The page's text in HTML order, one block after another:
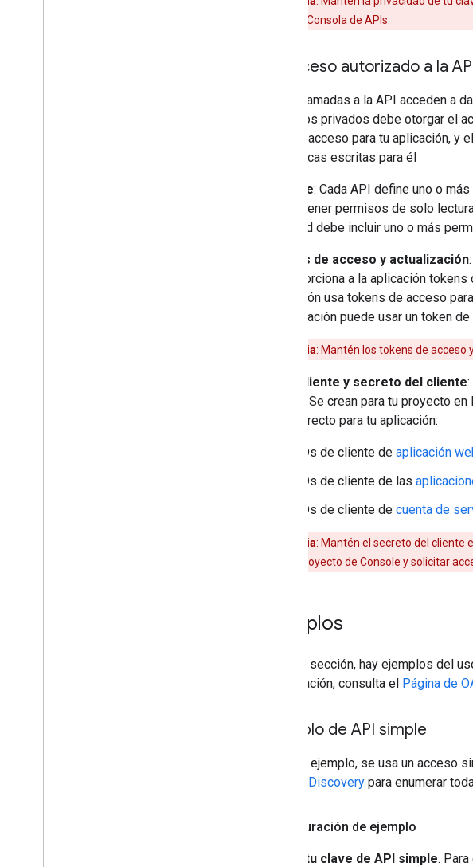
proyecto de la Consola de APIs.
Acceso autorizado a la
Estas llamadas a la API acceden a
los datos privados debe otorgar el
otorgar acceso para tu aplicación,
bibliotecas escritas para él
Alcance: Cada API define uno o
puede tener permisos de solo
solicitud debe incluir uno o más
Tokens de acceso y actualización
le proporciona a la aplicación
aplicación usa tokens de acceso
Tu aplicación puede usar un token
Advertencia: Mantén los tokens de acceso
ID de cliente y secreto del cliente
tokens. Se crean para tu proyecto en
tipo correcto para tu aplicación:
IDs de cliente de aplicación
IDs de cliente de las
IDs de cliente de cuenta de
Advertencia: Mantén el secreto del cliente
cargos en tu proyecto de Console y solicitar
Ejemplos
En esta sección, hay ejemplos del
autorización, consulta el Página de
Ejemplo de API simple
En este ejemplo, se usa un acceso
Google Discovery para enumerar
Configuración de ejemplo
Obtén tu clave de API simple.